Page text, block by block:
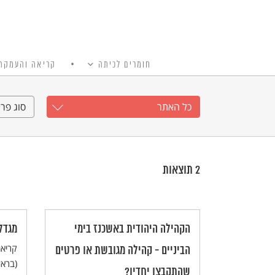
חומרים לכיתה קריאה
כל האתר סוג
2 תוצאות
הקהילה היהודית באשכנז בימי
הביניים - קהילה מגובשת או פרטים